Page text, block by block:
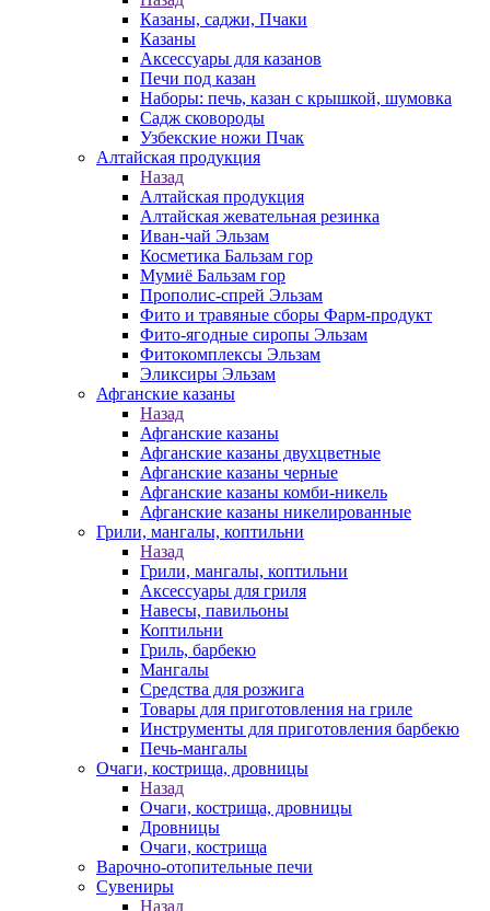
Казаны, саджи, Пчаки
Казаны
Аксессуары для казанов
Печи под казан
Наборы: печь, казан с крышкой, шумовка
Садж сковороды
Узбекские ножи Пчак
Алтайская продукция
Назад
Алтайская продукция
Алтайская жевательная резинка
Иван-чай Эльзам
Косметика Бальзам гор
Мумиё Бальзам гор
Прополис-спрей Эльзам
Фито и травяные сборы Фарм-продукт
Фито-ягодные сиропы Эльзам
Фитокомплексы Эльзам
Эликсиры Эльзам
Афганские казаны
Назад
Афганские казаны
Афганские казаны двухцветные
Афганские казаны черные
Афганские казаны комби-никель
Афганские казаны никелированные
Грили, мангалы, коптильни
Назад
Грили, мангалы, коптильни
Аксессуары для гриля
Навесы, павильоны
Коптильни
Гриль, барбекю
Мангалы
Средства для розжига
Товары для приготовления на гриле
Инструменты для приготовления барбекю
Печь-мангалы
Очаги, кострища, дровницы
Назад
Очаги, кострища, дровницы
Дровницы
Очаги, кострища
Варочно-отопительные печи
Сувениры
Назад